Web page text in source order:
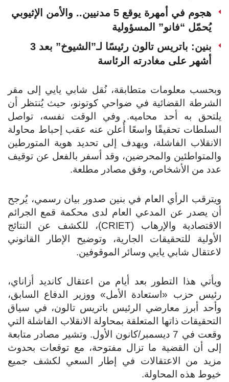
هجوم في أمهرة يوقع 5 مدنيين.. والأمن الإثيوبي
يُحمّل “فانو” المسؤولية
بنين: باتريس تالون رئيسًا لـ”الشيوخ” بعد 3
أشهر على مغادرته الرئاسة
وبحسب معلومات متطابقة، نُقل شابي يايي إلى مقر
الشرطة القضائية في ضواحي كوتونو، حيث يُنتظر أن
يلتحق به أحد محاميه. وفي الوقت نفسه، تواصل
السلطات تحقيقًا واسعًا أُعلن عنه عقب إحباط محاولة
الانقلاب الفاشلة، ويهدف إلى تحديد هوية المتورطين
والمتواطئين والمحرضين، وقد أسفر بالفعل عن توقيف
عدد من الأشخاص، وفق مصادر مطلعة.
ويترقب الرأي العام في بنين صدور بيان رسمي، يُرجح
أن يصدر عن المدعي العام لدى محكمة قمع الجرائم
الاقتصادية والإرهاب (CRIET)، للكشف عن النتائج
الأولية للتحقيقات الجارية، وتوضيح الإطار القانوني
لاعتقال شابي يايي وسائر الموقوفين.
ويأتي هذا التطور بعد أيام من اعتقال كانديد أزاناي،
رئيس حزب «استعادة الأمل» ووزير الدفاع السابق،
وأحد أبرز معارضي الرئيس باتريس تالون، في سياق
التحقيقات ذاتها المتعلقة بمحاولة الانقلاب الفاشلة التي
وقعت في 7 ديسمبر/كانون الأول. وتشير مصادر متابعة
إلى أن القضية ما تزال مفتوحة، مع توقعات بحدوث
مزيد من الاعتقالات في إطار السعي لكشف جميع
خيوط هذه المحاولة.